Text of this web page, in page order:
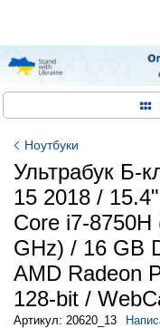
Ноутбуки
Ультрабук Б-
15 2018 /
Core i7-
GHz) / 16 GB
AMD Radeon
128-bit /
Артикул: 20620_13